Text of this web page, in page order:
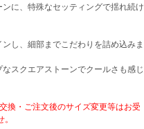
に、特殊なセッティングで揺れ続け
し、細部までこだわりを詰め込みま
スクエアストーンでクールさも感じ
換・ご注文後のサイズ変更等はお受